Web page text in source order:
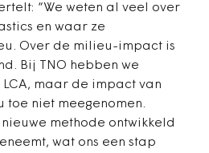
“We weten al veel over
en waar ze
Over de milieu-impact is
Bij TNO hebben we
maar de impact van
toe niet meegenomen.
methode ontwikkeld
wat ons een stap